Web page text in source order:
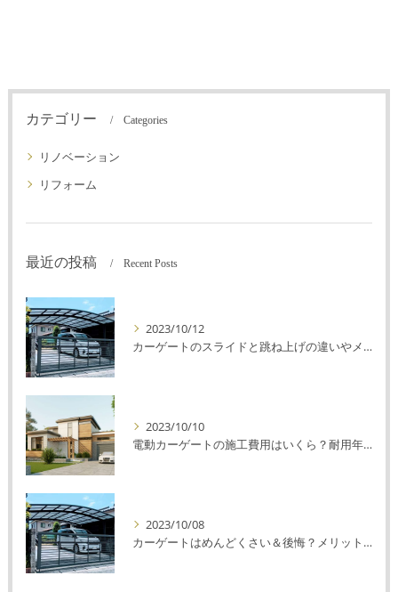
カテゴリー Categories
リノベーション
リフォーム
最近の投稿 Recent Posts
2023/10/12
カーゲートのスライドと跳ね上げの違いやメリットデメリットを解説！
2023/10/10
電動カーゲートの施工費用はいくら？耐用年数や注意点を解説！
2023/10/08
カーゲートはめんどくさい＆後悔？メリット・デメリットを解説！